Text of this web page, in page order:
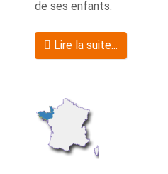
de ses enfants.
Lire la suite...